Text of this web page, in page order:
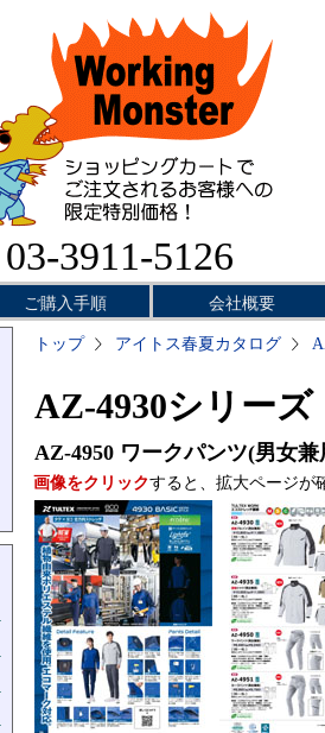
03-3911-5126
ご購入手順 会社概要
トップ アイトス春夏カタログ
AZ-4930シリーズ
AZ-4950 ワークパンツ(男女兼
画像をクリックすると、拡大ページが